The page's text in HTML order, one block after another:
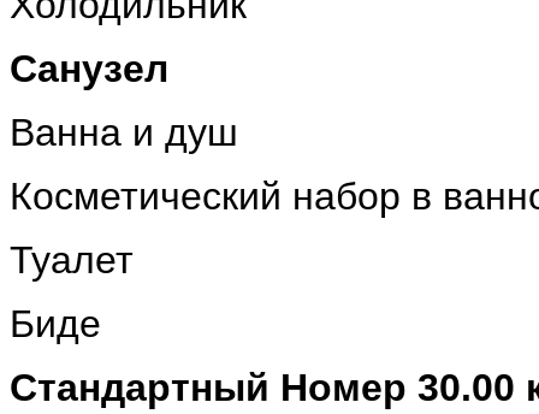
Санузел
Ванна и душ
Косметический набор в
Туалет
Биде
Стандартный Номер 30.00